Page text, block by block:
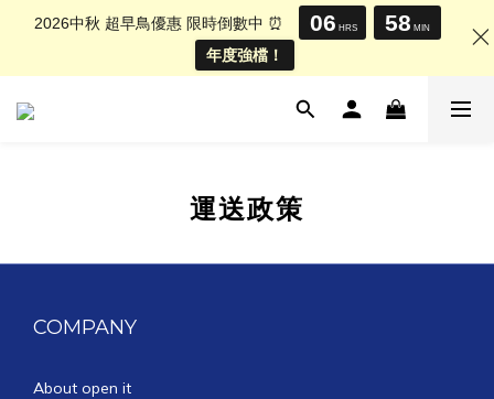
運送政策
COMPANY
About open it
2026中秋 超早鳥優惠 限時倒數中 ⏰ 06 HRS 58 MIN
年度強檔！